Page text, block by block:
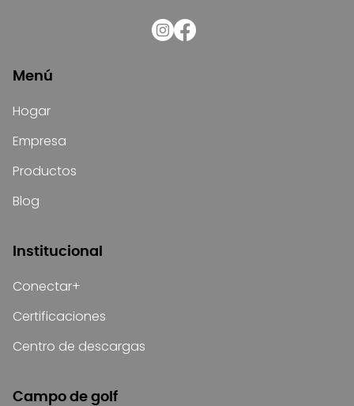
Menú
Hogar
Empresa
Productos
Blog
Institucional
Conectar+
Certificaciones
Centro de descargas
Campo de golf